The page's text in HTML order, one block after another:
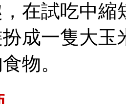
在試吃中縮
成一隻大玉
食物。